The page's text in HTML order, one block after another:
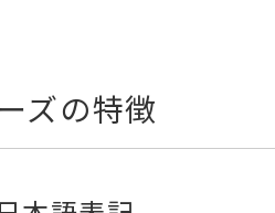
ズの特徴